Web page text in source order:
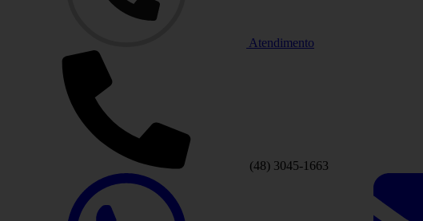
Atendimento
(48) 3045-1663